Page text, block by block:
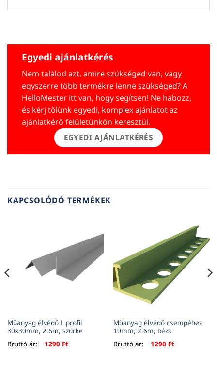
Egyedi ajánlatkérés
Nem találod azt, amire szükséged van, vagy
egyszerre több termékre lenne szükséged? A
HelloMester itt van, hogy segítsen! Ne habozz,
és kérj tőlünk egyedi, komplex ajánlatot az
ajánlatkérő felületünkön keresztül.
EGYEDI AJÁNLATKÉRÉS
KAPCSOLÓDÓ TERMÉKEK
Műanyag élvédő L profil
30x30mm, 2.6m, szürke
Bruttó ár:
1290 Ft
Műanyag élvédő csempéhez
10mm, 2.6m, bézs
Bruttó ár:
1290 Ft